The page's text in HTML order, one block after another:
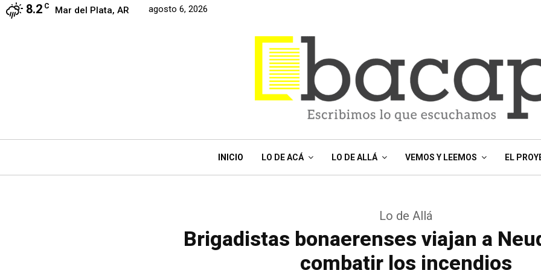
8.2 C Mar del Plata, AR agosto 6, 2026
INICIO LO DE ACÁ LO DE ALLÁ VEMOS Y LEEMOS EL
Lo de Allá
Brigadistas bonaerenses viajan a
combatir los incendios